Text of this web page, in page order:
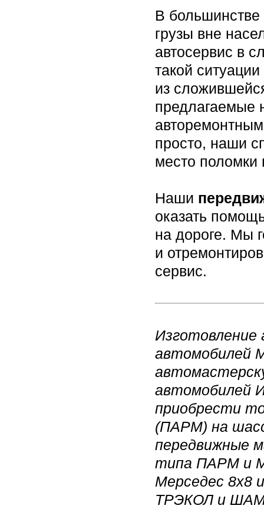
В большинстве
грузы вне
автосервис в
такой
из
предлагаемые
просто, наши
место поломки
Наши
оказать
на дороге. Мы
и
сервис.
автомобилей
автомобилей
приобрести
(ПАРМ) на
передвижные
типа ПАРМ и
Мерседес 8х8
ТРЭКОЛ и